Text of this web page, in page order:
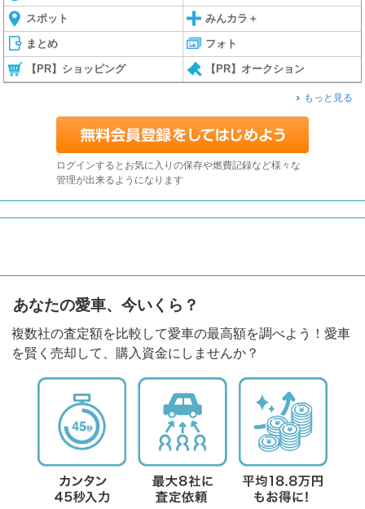
スポット みんカラ＋
まとめ フォト
【PR】ショッピング 【PR】オークション
もっと見る
ログインするとお気に入りの保存や燃費記録など様々な
管理が出来るようになります
あなたの愛車、今いくら？
複数社の査定額を比較して愛車の最高額を調べよう！愛車
を賢く売却して、購入資金にしませんか？